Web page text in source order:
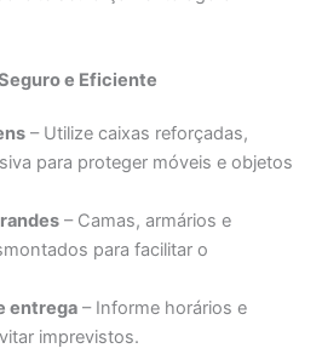
e Eficiente
– Utilize caixas reforçadas,
para proteger móveis e objetos
– Camas, armários e
para facilitar o
entrega– Informe horários e
imprevistos.